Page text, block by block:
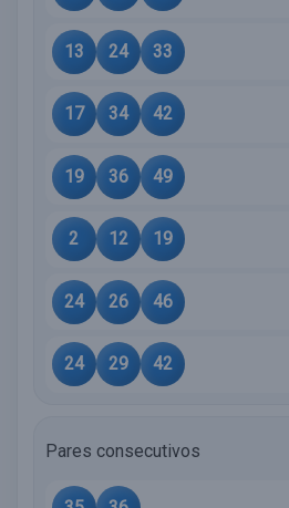
13 24 33
17 34 42
19 36 49
2 12 19
24 26 46
24 29 42
Pares consecutivos